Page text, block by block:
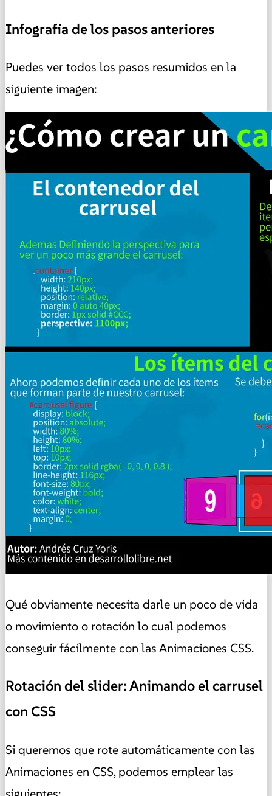
Infografía de los pasos anteriores
Puedes ver todos los pasos resumidos en la
siguiente imagen:
Qué obviamente necesita darle un poco de vida
o movimiento o rotación lo cual podemos
conseguir fácilmente con las Animaciones CSS.
Rotación del slider: Animando el carrusel
con CSS
Si queremos que rote automáticamente con las
Animaciones en CSS, podemos emplear las